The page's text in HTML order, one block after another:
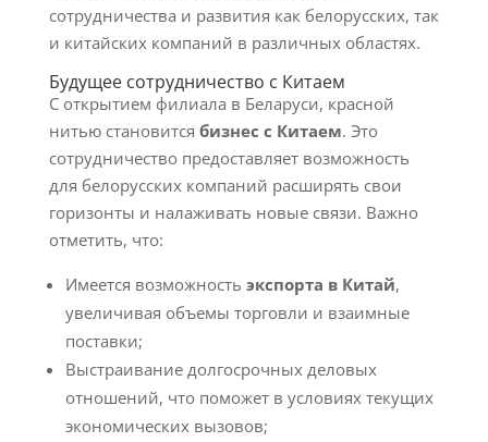
сотрудничества и развития как белорусских, так
и китайских компаний в различных областях.
Будущее сотрудничество с Китаем
С открытием филиала в Беларуси, красной
нитью становится бизнес с Китаем. Это
сотрудничество предоставляет возможность
для белорусских компаний расширять свои
горизонты и налаживать новые связи. Важно
отметить, что:
Имеется возможность экспорта в Китай,
увеличивая объемы торговли и взаимные
поставки;
Выстраивание долгосрочных деловых
отношений, что поможет в условиях текущих
экономических вызовов;